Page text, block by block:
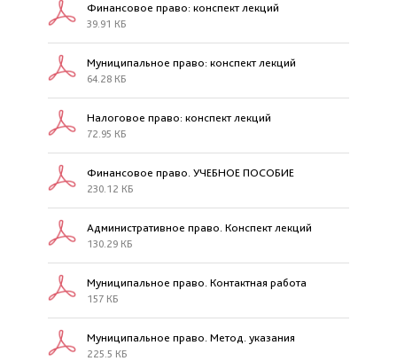
Финансовое право: конспект лекций
39.91 КБ
Муниципальное право: конспект лекций
64.28 КБ
Налоговое право: конспект лекций
72.95 КБ
Финансовое право. УЧЕБНОЕ ПОСОБИЕ
230.12 КБ
Административное право. Конспект лекций
130.29 КБ
Муниципальное право. Контактная работа
157 КБ
Муниципальное право. Метод. указания
225.5 КБ